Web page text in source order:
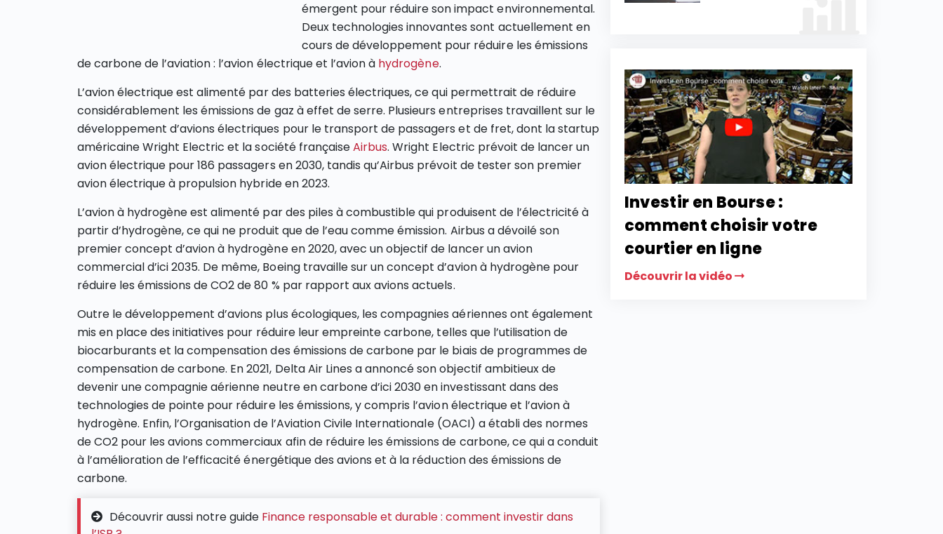
émergent pour réduire son impact environnemental.
Deux technologies innovantes sont actuellement en
cours de développement pour réduire les émissions
de carbone de l’aviation : l’avion électrique et l’avion à hydrogène.
L’avion électrique est alimenté par des batteries électriques, ce qui permettrait de réduire
considérablement les émissions de gaz à effet de serre. Plusieurs entreprises travaillent sur le
développement d’avions électriques pour le transport de passagers et de fret, dont la startup
américaine Wright Electric et la société françaiseAirbus. Wright Electric prévoit de lancer un
avion électrique pour 186 passagers en 2030, tandis qu’Airbus prévoit de tester son premier
avion électrique à propulsion hybride en 2023.
L’avion à hydrogène est alimenté par des piles à combustible qui produisent de l’électricité à
partir d’hydrogène, ce qui ne produit que de l’eau comme émission. Airbus a dévoilé son
premier concept d’avion à hydrogène en 2020, avec un objectif de lancer un avion
commercial d’ici 2035. De même, Boeing travaille sur un concept d’avion à hydrogène pour
réduire les émissions de CO2 de 80 % par rapport aux avions actuels.
Outre le développement d’avions plus écologiques, les compagnies aériennes ont également
mis en place des initiatives pour réduire leur empreinte carbone, telles que l’utilisation de
biocarburants et la compensation des émissions de carbone par le biais de programmes de
compensation de carbone. En 2021, Delta Air Lines a annoncé son objectif ambitieux de
devenir une compagnie aérienne neutre en carbone d’ici 2030 en investissant dans des
technologies de pointe pour réduire les émissions, y compris l’avion électrique et l’avion à
hydrogène. Enfin, l’Organisation de l’Aviation Civile Internationale (OACI) a établi des normes
de CO2 pour les avions commerciaux afin de réduire les émissions de carbone, ce qui a conduit
à l’amélioration de l’efficacité énergétique des avions et à la réduction des émissions de
carbone.
Découvrir aussi notre guide Finance responsable et durable : comment investir dans
Investir en Bourse :
comment choisir votre
courtier en ligne
Découvrir la vidéo